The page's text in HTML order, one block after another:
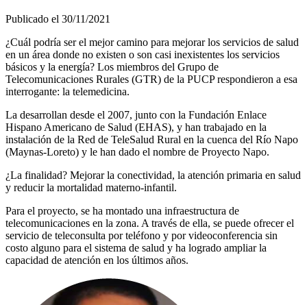
Publicado el 30/11/2021
¿Cuál podría ser el mejor camino para mejorar los servicios de salud
en un área donde no existen o son casi inexistentes los servicios
básicos y la energía? Los miembros del Grupo de
Telecomunicaciones Rurales (GTR) de la PUCP respondieron a esa
interrogante: la telemedicina.
La desarrollan desde el 2007, junto con la Fundación Enlace
Hispano Americano de Salud (EHAS), y han trabajado en la
instalación de la Red de TeleSalud Rural en la cuenca del Río Napo
(Maynas-Loreto) y le han dado el nombre de Proyecto Napo.
¿La finalidad? Mejorar la conectividad, la atención primaria en salud
y reducir la mortalidad materno-infantil.
Para el proyecto, se ha montado una infraestructura de
telecomunicaciones en la zona. A través de ella, se puede ofrecer el
servicio de teleconsulta por teléfono y por videoconferencia sin
costo alguno para el sistema de salud y ha logrado ampliar la
capacidad de atención en los últimos años.